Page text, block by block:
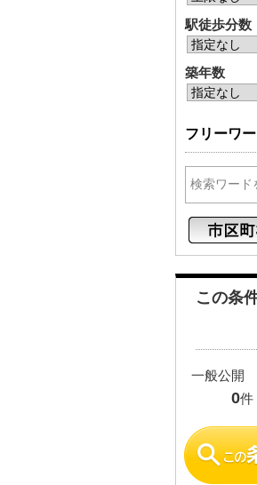
駅徒歩分数
築年数
フリーワ
この条
一般公開
0件